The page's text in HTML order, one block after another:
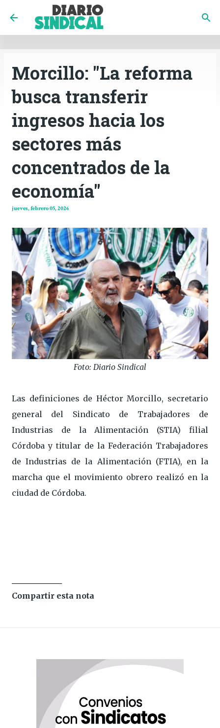
INICIO CÓRDOBA
Ir al contenido principal
Morcillo: "La reforma
busca transferir
ingresos hacia los
sectores más
concentrados de la
economía"
jueves, febrero 05, 2026
Foto: Diario Sindical
Las definiciones de Héctor Morcillo, secretario
general del Sindicato de Trabajadores de
Industrias de la Alimentación (STIA) filial
Córdoba y titular de la Federación Trabajadores
de Industrias de la Alimentación (FTIA), en la
marcha que el movimiento obrero realizó en la
ciudad de Córdoba.
Compartir esta nota